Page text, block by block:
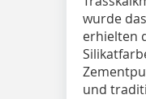
wurde
erhielten
und